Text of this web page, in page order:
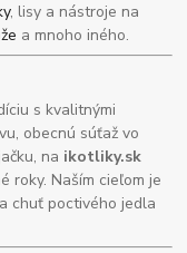
, lisy a nástroje na
a mnoho iného.
s kvalitnými
obecnú súťaž vo
na ikotliky.sk
roky. Naším cieľom je
chuť poctivého jedla